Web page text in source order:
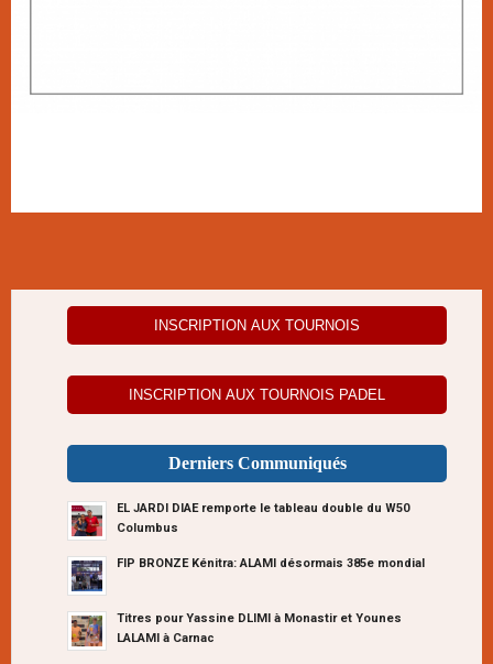
INSCRIPTION AUX TOURNOIS
INSCRIPTION AUX TOURNOIS PADEL
Derniers Communiqués
EL JARDI DIAE remporte le tableau double du W50
Columbus
FIP BRONZE Kénitra: ALAMI désormais 385e mondial
Titres pour Yassine DLIMI à Monastir et Younes
LALAMI à Carnac